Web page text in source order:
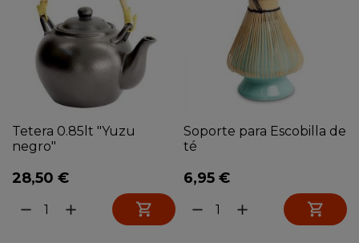
Tetera 0.85lt "Yuzu
negro"
28,50 €
remove add 
Soporte para Escobilla de
té
6,95 €
remove add 